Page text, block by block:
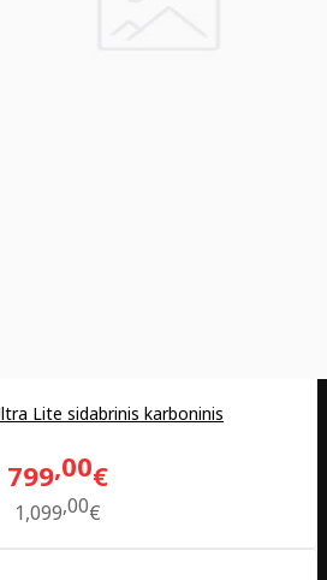
Lite sidabrinis karboninis
799 00€
1,099 00€